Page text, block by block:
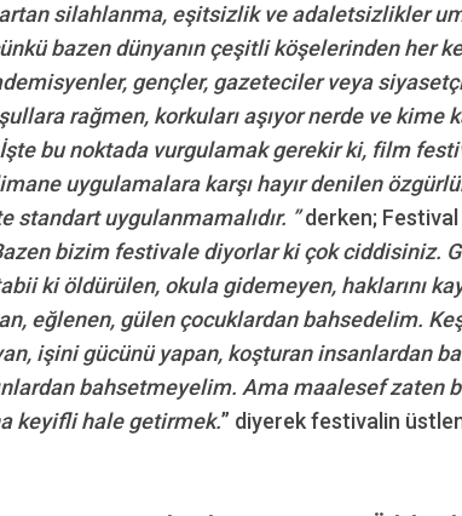
silahlanma, eşitsizlik ve adaletsizlikler
bazen dünyanın çeşitli köşelerinden her
gençler, gazeteciler veya
rağmen, korkuları aşıyor nerde ve
bu noktada vurgulamak gerekir ki, film
uygulamalara karşı hayır denilen
standart uygulanmamalıdır. ”derken;
bizim festivale diyorlar ki çok ciddisiniz.
ki öldürülen, okula gidemeyen, haklarını
eğlenen, gülen çocuklardan bahsedelim.
işini gücünü yapan, koşturan insanlardan
bahsetmeyelim. Ama maalesef zaten
keyifli hale getirmek.” diyerek festivalin